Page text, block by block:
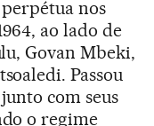
nos
ao lado de
Govan Mbeki,
Passou
com seus
o regime